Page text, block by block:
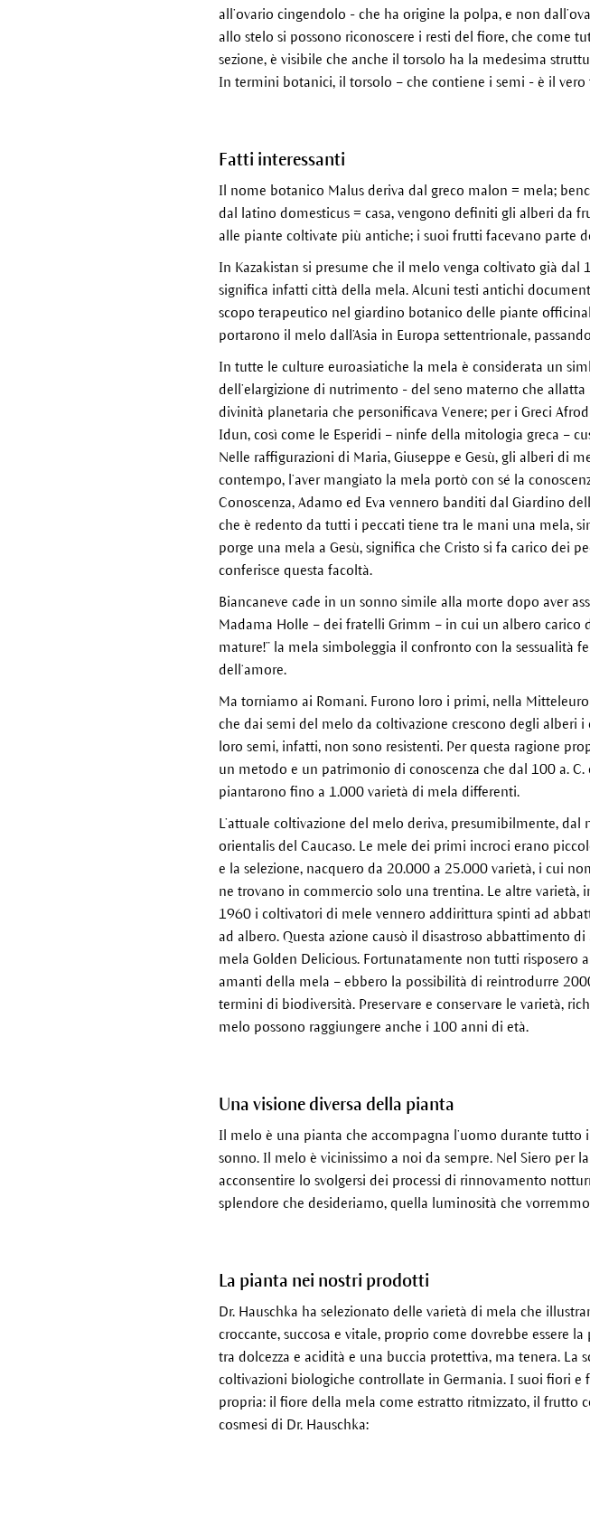
all’ovario cingendolo - che ha origine la polpa, e non
allo stelo si possono riconoscere i resti del fiore, che come
sezione, è visibile che anche il torsolo ha la medesima
In termini botanici, il torsolo – che contiene i semi - è il
Fatti interessanti
Il nome botanico Malus deriva dal greco malon = mela;
dal latino domesticus = casa, vengono definiti gli alberi da
alle piante coltivate più antiche; i suoi frutti facevano parte
In Kazakistan si presume che il melo venga coltivato già
significa infatti città della mela. Alcuni testi antichi
scopo terapeutico nel giardino botanico delle piante
portarono il melo dall’Asia in Europa settentrionale,
In tutte le culture euroasiatiche la mela è considerata un
dell’elargizione di nutrimento - del seno materno che
divinità planetaria che personificava Venere; per i Greci
Idun, così come le Esperidi – ninfe della mitologia greca –
Nelle raffigurazioni di Maria, Giuseppe e Gesù, gli alberi di
contempo, l’aver mangiato la mela portò con sé la
Conoscenza, Adamo ed Eva vennero banditi dal Giardino
che è redento da tutti i peccati tiene tra le mani una mela,
porge una mela a Gesù, significa che Cristo si fa carico dei
conferisce questa facoltà.
Biancaneve cade in un sonno simile alla morte dopo aver
Madama Holle – dei fratelli Grimm – in cui un albero
mature!” la mela simboleggia il confronto con la sessualità
dell‘amore.
Ma torniamo ai Romani. Furono loro i primi, nella
che dai semi del melo da coltivazione crescono degli alberi
loro semi, infatti, non sono resistenti. Per questa ragione
un metodo e un patrimonio di conoscenza che dal 100 a.
piantarono fino a 1.000 varietà di mela differenti.
L’attuale coltivazione del melo deriva, presumibilmente,
orientalis del Caucaso. Le mele dei primi incroci erano
e la selezione, nacquero da 20.000 a 25.000 varietà, i cui
ne trovano in commercio solo una trentina. Le altre
1960 i coltivatori di mele vennero addirittura spinti ad
ad albero. Questa azione causò il disastroso abbattimento
mela Golden Delicious. Fortunatamente non tutti risposero
amanti della mela – ebbero la possibilità di reintrodurre
termini di biodiversità. Preservare e conservare le varietà,
melo possono raggiungere anche i 100 anni di età.
Una visione diversa della pianta
Il melo è una pianta che accompagna l’uomo durante tutto
sonno. Il melo è vicinissimo a noi da sempre. Nel Siero per
acconsentire lo svolgersi dei processi di rinnovamento
splendore che desideriamo, quella luminosità che
La pianta nei nostri prodotti
Dr. Hauschka ha selezionato delle varietà di mela che
croccante, succosa e vitale, proprio come dovrebbe essere
tra dolcezza e acidità e una buccia protettiva, ma tenera. La
coltivazioni biologiche controllate in Germania. I suoi fiori
propria: il fiore della mela come estratto ritmizzato, il frutto
cosmesi di Dr. Hauschka: